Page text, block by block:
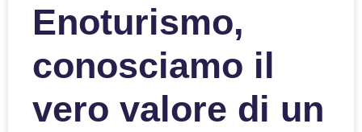
Enoturismo,
conosciamo il
vero valore di un